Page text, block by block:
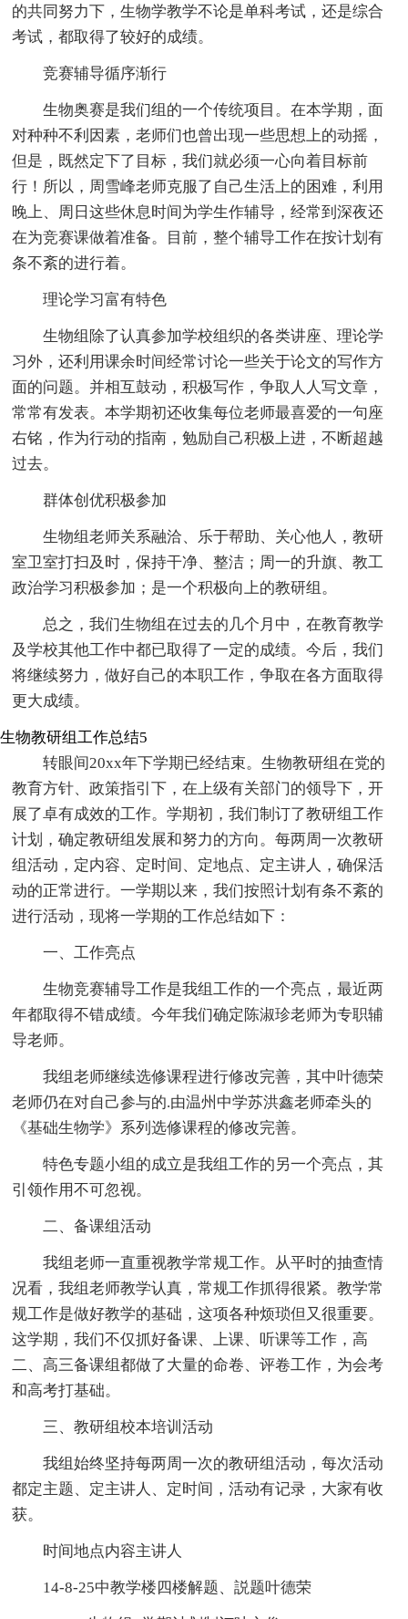
的共同努力下，生物学教学不论是单科考试，还是综合
考试，都取得了较好的成绩。
竞赛辅导循序渐行
生物奥赛是我们组的一个传统项目。在本学期，面
对种种不利因素，老师们也曾出现一些思想上的动摇，
但是，既然定下了目标，我们就必须一心向着目标前
行！所以，周雪峰老师克服了自己生活上的困难，利用
晚上、周日这些休息时间为学生作辅导，经常到深夜还
在为竞赛课做着准备。目前，整个辅导工作在按计划有
条不紊的进行着。
理论学习富有特色
生物组除了认真参加学校组织的各类讲座、理论学
习外，还利用课余时间经常讨论一些关于论文的写作方
面的问题。并相互鼓动，积极写作，争取人人写文章，
常常有发表。本学期初还收集每位老师最喜爱的一句座
右铭，作为行动的指南，勉励自己积极上进，不断超越
过去。
群体创优积极参加
生物组老师关系融洽、乐于帮助、关心他人，教研
室卫室打扫及时，保持干净、整洁；周一的升旗、教工
政治学习积极参加；是一个积极向上的教研组。
总之，我们生物组在过去的几个月中，在教育教学
及学校其他工作中都已取得了一定的成绩。今后，我们
将继续努力，做好自己的本职工作，争取在各方面取得
更大成绩。
生物教研组工作总结5
转眼间20xx年下学期已经结束。生物教研组在党的
教育方针、政策指引下，在上级有关部门的领导下，开
展了卓有成效的工作。学期初，我们制订了教研组工作
计划，确定教研组发展和努力的方向。每两周一次教研
组活动，定内容、定时间、定地点、定主讲人，确保活
动的正常进行。一学期以来，我们按照计划有条不紊的
进行活动，现将一学期的工作总结如下：
一、工作亮点
生物竞赛辅导工作是我组工作的一个亮点，最近两
年都取得不错成绩。今年我们确定陈淑珍老师为专职辅
导老师。
我组老师继续选修课程进行修改完善，其中叶德荣
老师仍在对自己参与的.由温州中学苏洪鑫老师牵头的
《基础生物学》系列选修课程的修改完善。
特色专题小组的成立是我组工作的另一个亮点，其
引领作用不可忽视。
二、备课组活动
我组老师一直重视教学常规工作。从平时的抽查情
况看，我组老师教学认真，常规工作抓得很紧。教学常
规工作是做好教学的基础，这项各种烦琐但又很重要。
这学期，我们不仅抓好备课、上课、听课等工作，高
二、高三备课组都做了大量的命卷、评卷工作，为会考
和高考打基础。
三、教研组校本培训活动
我组始终坚持每两周一次的教研组活动，每次活动
都定主题、定主讲人、定时间，活动有记录，大家有收
获。
时间地点内容主讲人
14-8-25中教学楼四楼解题、説题叶德荣